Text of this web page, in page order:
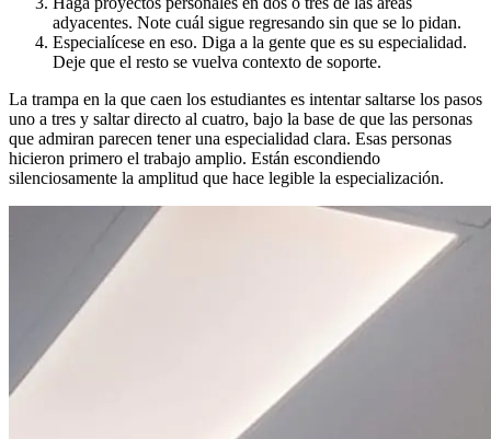
adyacentes. Note cuál sigue regresando sin que se lo pidan.
Especialícese en eso. Diga a la gente que es su especialidad.
Deje que el resto se vuelva contexto de soporte.
La trampa en la que caen los estudiantes es intentar saltarse los pasos
uno a tres y saltar directo al cuatro, bajo la base de que las personas
que admiran parecen tener una especialidad clara. Esas personas
hicieron primero el trabajo amplio. Están escondiendo
silenciosamente la amplitud que hace legible la especialización.